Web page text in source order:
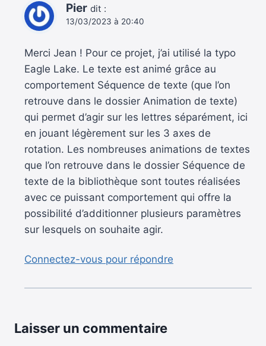
Pier dit :
13/03/2023 à 20:40
Merci Jean ! Pour ce projet, j’ai utilisé la typo
Eagle Lake. Le texte est animé grâce au
comportement Séquence de texte (que l’on
retrouve dans le dossier Animation de texte)
qui permet d’agir sur les lettres séparément, ici
en jouant légèrement sur les 3 axes de
rotation. Les nombreuses animations de textes
que l’on retrouve dans le dossier Séquence de
texte de la bibliothèque sont toutes réalisées
avec ce puissant comportement qui offre la
possibilité d’additionner plusieurs paramètres
sur lesquels on souhaite agir.
Connectez-vous pour répondre
Laisser un commentaire